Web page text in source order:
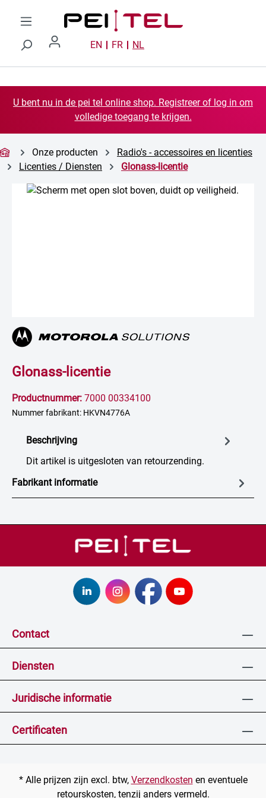
Ga naar de hoofdinhoud
EN FR NL
U bent nu in de pei tel online shop. Registreer of log in om
volledige toegang te krijgen.
Onze producten
Radio's - accessoires en licenties
Licenties / Diensten
Glonass-licentie
Afbeeldingengalerij overslaan
Glonass-licentie
Productnummer: 7000 00334100
Nummer fabrikant: HKVN4776A
Beschrijving
Dit artikel is uitgesloten van retourzending.
Fabrikant informatie
Contact
Diensten
Juridische informatie
Certificaten
* Alle prijzen zijn excl. btw, Verzendkosten en eventuele
retourskosten, tenzij anders vermeld.